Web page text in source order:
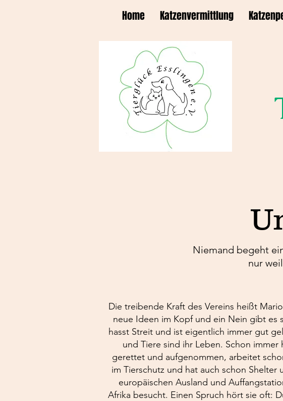
Home Katzenvermittlung
Niemand begeht
nur
Die treibende Kraft des Vereins heißt
neue Ideen im Kopf und ein Nein gibt es
hasst Streit und ist eigentlich immer gut
und Tiere sind ihr Leben. Schon immer
gerettet und aufgenommen, arbeitet
im Tierschutz und hat auch schon Shelter
europäischen Ausland und
Afrika besucht. Einen Spruch hört sie oft: